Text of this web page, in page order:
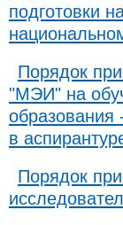
подготовки
Порядок
"МЭИ" на
образования
в
Порядок